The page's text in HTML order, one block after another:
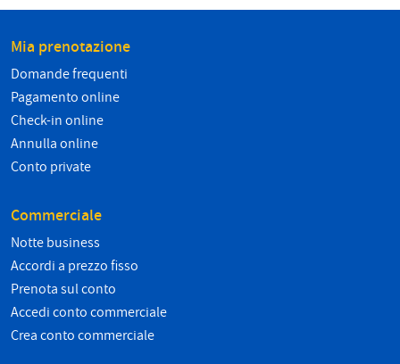
Mia prenotazione
Domande frequenti
Pagamento online
Check-in online
Annulla online
Conto private
Commerciale
Notte business
Accordi a prezzo fisso
Prenota sul conto
Accedi conto commerciale
Crea conto commerciale